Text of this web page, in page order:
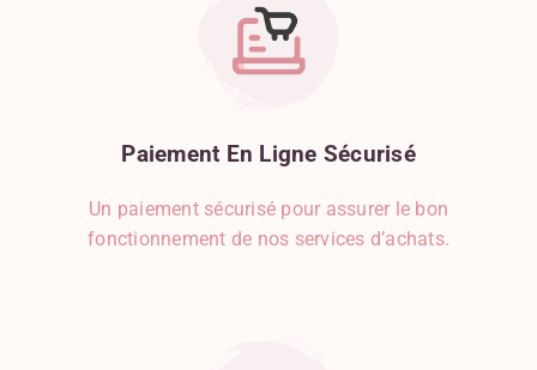
Paiement En Ligne Sécurisé
Un paiement sécurisé pour assurer le bon
fonctionnement de nos services d’achats.